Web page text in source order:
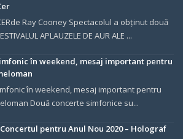
Ray Cooney Spectacolul a obținut două
APLAUZELE DE AUR ALE ...
în weekend, mesaj important pentru
în weekend, mesaj important pentru
Două concerte simfonice su...
pentru Anul Nou 2020 – Holograf